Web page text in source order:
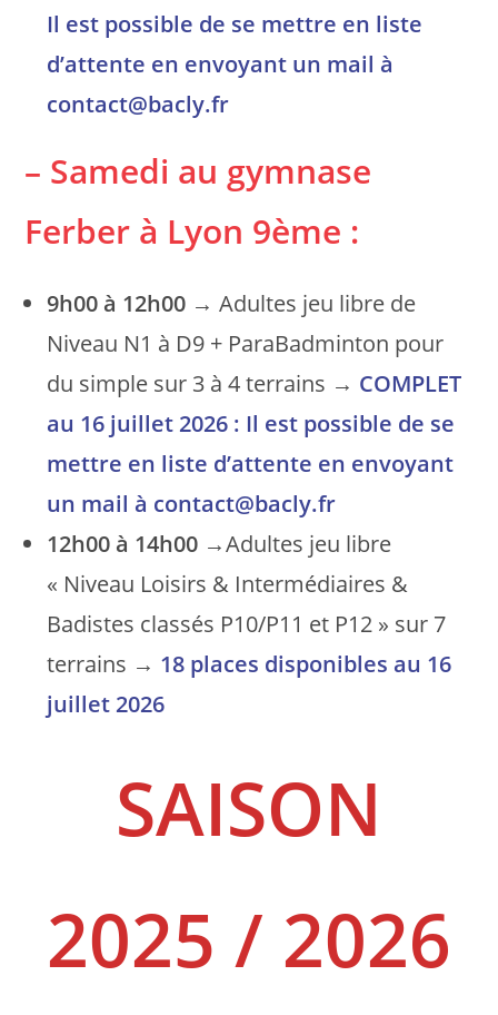
Il est possible de se mettre en liste
d’attente en envoyant un mail à
contact@bacly.fr
– Samedi au gymnase
Ferber à Lyon 9ème :
9h00 à 12h00 → Adultes jeu libre de
Niveau N1 à D9 + ParaBadminton pour
du simple sur 3 à 4 terrains → COMPLET
au 16 juillet 2026 : Il est possible de se
mettre en liste d’attente en envoyant
un mail à contact@bacly.fr
12h00 à 14h00 →Adultes jeu libre
« Niveau Loisirs & Intermédiaires &
Badistes classés P10/P11 et P12 » sur 7
terrains → 18 places disponibles au 16
juillet 2026
SAISON
2025 / 2026